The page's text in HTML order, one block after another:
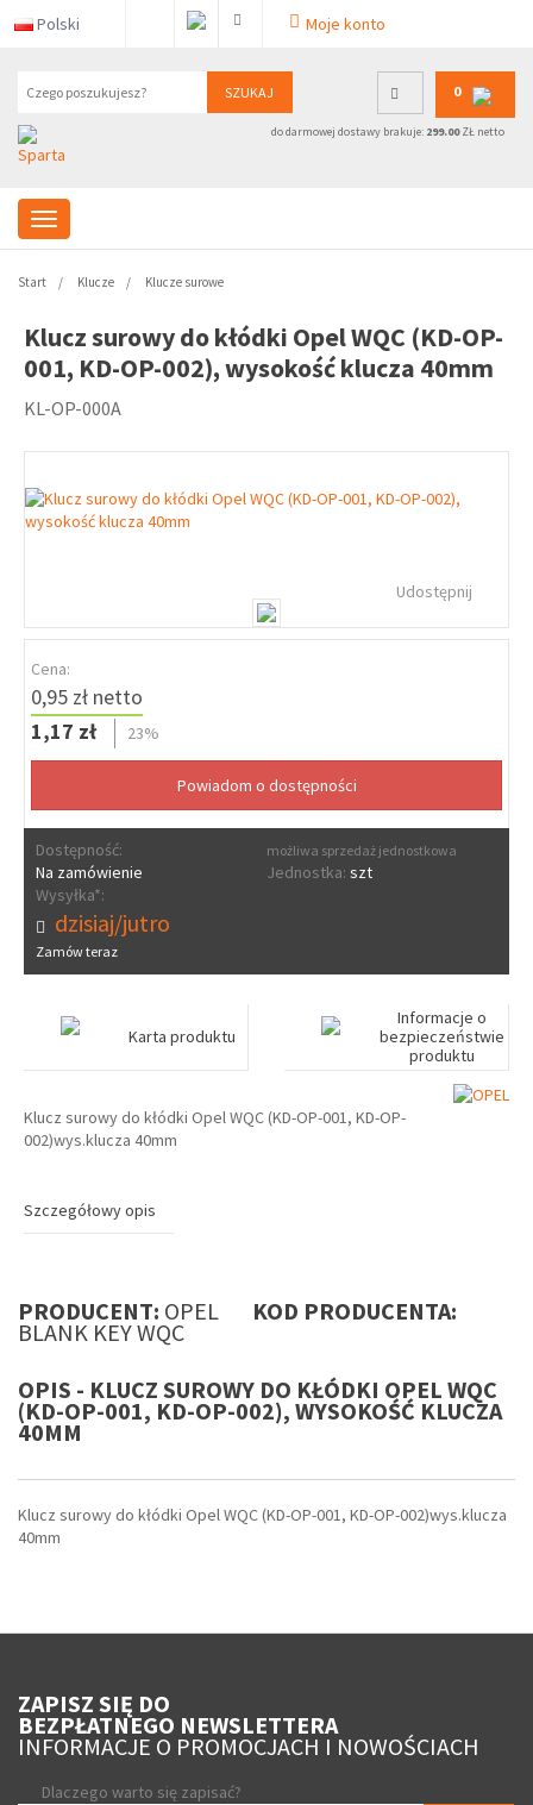
Polski Moje konto
SZUKAJ 0
do darmowej dostawy brakuje: 299.00ZŁ netto
Start Klucze Klucze surowe
Klucz surowy do kłódki Opel WQC (KD-OP-
001, KD-OP-002), wysokość klucza 40mm
KL-OP-000A
Udostępnij
Cena:
0,95 zł netto
1,17 zł
23%
Dostępność:
Na zamówienie
możliwa sprzedaż jednostkowa
Jednostka: szt
Wysyłka*:
dzisiaj/jutro
Zamów teraz
Karta produktu
Informacje o
bezpieczeństwie
produktu
Klucz surowy do kłódki Opel WQC (KD-OP-001, KD-OP-
002)wys.klucza 40mm
Szczegółowy opis
PRODUCENT: OPEL KOD PRODUCENTA:
BLANK KEY WQC
OPIS - KLUCZ SUROWY DO KŁÓDKI OPEL WQC
(KD-OP-001, KD-OP-002), WYSOKOŚĆ KLUCZA
40MM
Klucz surowy do kłódki Opel WQC (KD-OP-001, KD-OP-002)wys.klucza
40mm
ZAPISZ SIĘ DO
BEZPŁATNEGO NEWSLETTERA
INFORMACJE O PROMOCJACH I NOWOŚCIACH
Dlaczego warto się zapisać?